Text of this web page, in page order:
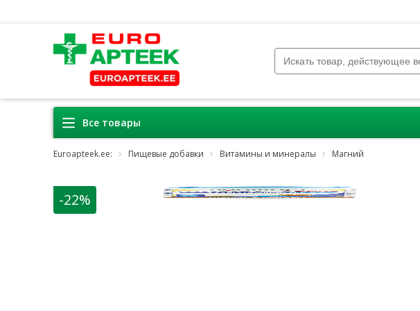
Все товары
Euroapteek.ee: Пищевые добавки Витамины и минералы Магний
-22%